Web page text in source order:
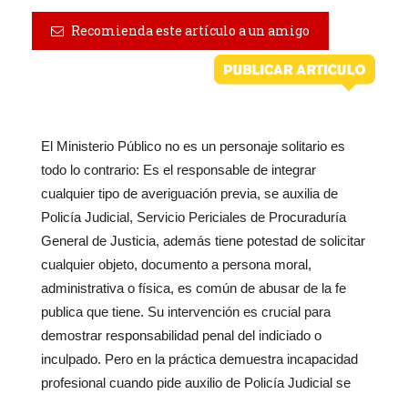
Recomienda este artículo a un amigo
El Ministerio Público no es un personaje solitario es
todo lo contrario: Es el responsable de integrar
cualquier tipo de averiguación previa, se auxilia de
Policía Judicial, Servicio Periciales de Procuraduría
General de Justicia, además tiene potestad de solicitar
cualquier objeto, documento a persona moral,
administrativa o física, es común de abusar de la fe
publica que tiene. Su intervención es crucial para
demostrar responsabilidad penal del indiciado o
inculpado. Pero en la práctica demuestra incapacidad
profesional cuando pide auxilio de Policía Judicial se